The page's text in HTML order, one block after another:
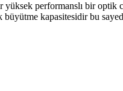
performanslı bir optik
kapasitesidir bu